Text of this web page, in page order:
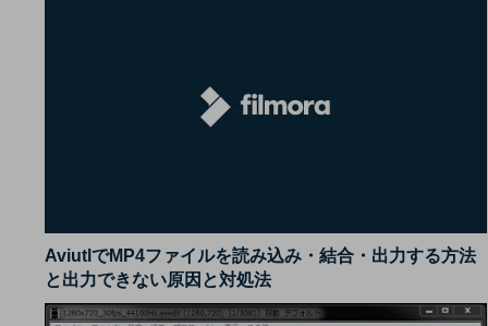
AviutlでMP4ファイルを読み込み・結合・出力する方法
と出力できない原因と対処法